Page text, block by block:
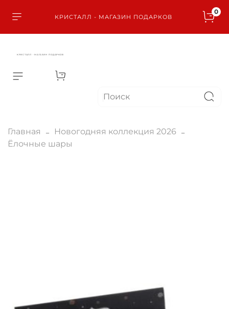
КРИСТАЛЛ - МАГАЗИН ПОДАРКОВ
0
КРИСТАЛЛ - МАГАЗИН ПОДАРКОВ
Главная
Новогодняя коллекция 2026
Ёлочные шары